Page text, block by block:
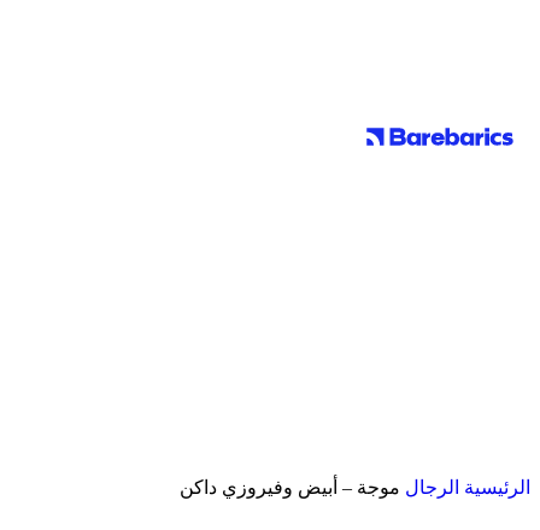
الرئيسية الرجال موجة – أبيض وفيروزي داكن